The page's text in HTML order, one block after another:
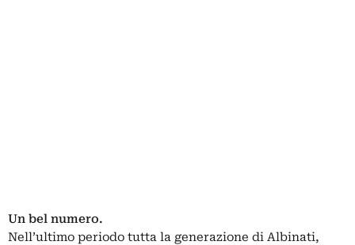
Un bel numero.
Nell’ultimo periodo tutta la generazione di Albinati,